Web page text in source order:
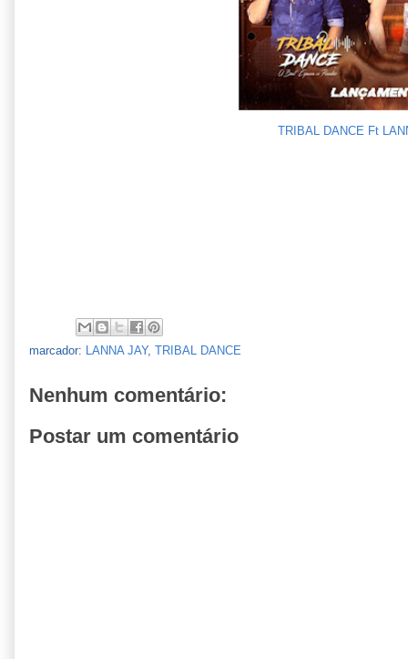
TRIBAL DANCE Ft
marcador: LANNA JAY, TRIBAL DANCE
Nenhum comentário:
Postar um comentário